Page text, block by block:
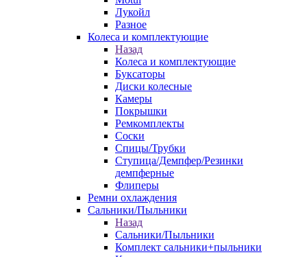
Лукойл
Разное
Колеса и комплектующие
Назад
Колеса и комплектующие
Буксаторы
Диски колесные
Камеры
Покрышки
Ремкомплекты
Соски
Спицы/Трубки
Ступица/Демпфер/Резинки
демпферные
Флиперы
Ремни охлаждения
Сальники/Пыльники
Назад
Сальники/Пыльники
Комплект сальники+пыльники